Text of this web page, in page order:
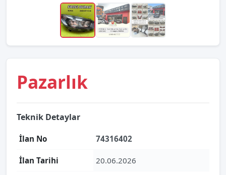
Pazarlık
Teknik Detaylar
İlan No 74316402
İlan Tarihi 20.06.2026